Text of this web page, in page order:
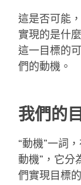
這是否可能
實現的是什
這一目標的
們的動機。
我們的
“動機”一詞
動機”，它
們實現目標